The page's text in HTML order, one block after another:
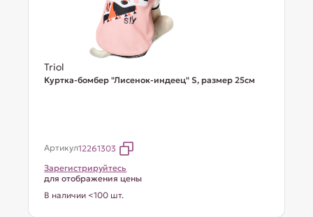
Triol
Куртка-бомбер "Лисенок-индеец" S, размер 25см
Артикул12261303
Зарегистрируйтесь
для отображения цены
В наличии <100 шт.